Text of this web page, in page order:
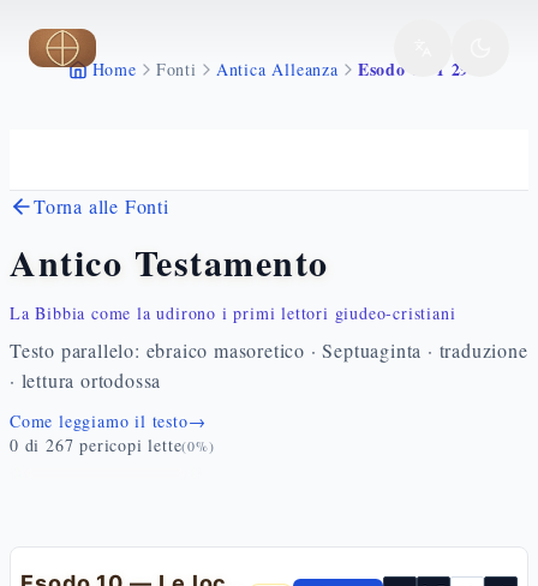
Vai al contenuto principale
Home Fonti Antica Alleanza Esodo 10 1 29
Torna alle Fonti
Antico Testamento
La Bibbia come la udirono i primi lettori giudeo-cristiani
Testo parallelo: ebraico masoretico · Septuaginta · traduzione
· lettura ortodossa
Come leggiamo il testo→
0 di 267 pericopi lette(0%)